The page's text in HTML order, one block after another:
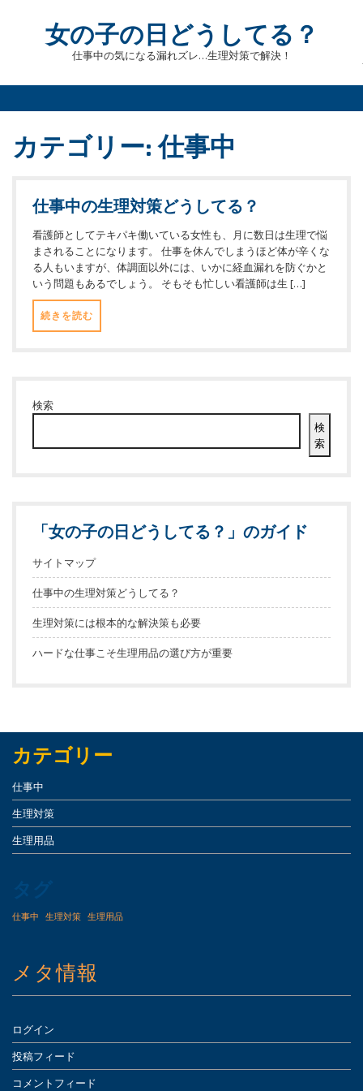
女の子の日どうしてる？
仕事中の気になる漏れズレ…生理対策で解決！
カテゴリー:仕事中
仕事中の生理対策どうしてる？
看護師としてテキパキ働いている女性も、月に数日は生理で悩
まされることになります。 仕事を休んでしまうほど体が辛くな
る人もいますが、体調面以外には、いかに経血漏れを防ぐかと
いう問題もあるでしょう。 そもそも忙しい看護師は生 […]
続きを読む
検索
検
索
「女の子の日どうしてる？」のガイド
サイトマップ
仕事中の生理対策どうしてる？
生理対策には根本的な解決策も必要
ハードな仕事こそ生理用品の選び方が重要
カテゴリー
仕事中
生理対策
生理用品
タグ
仕事中 生理対策 生理用品
メタ情報
ログイン
投稿フィード
コメントフィード